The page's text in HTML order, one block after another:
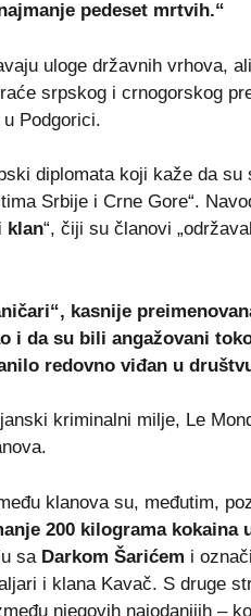
pedeset mrtvih.“
uloge državnih vrhova,
srpskog i crnogorskog
u Podgorici.
diplomata koji kaže da su
Srbije i Crne Gore“.
klan“, čiji su članovi
kasnije
i da su bili angažovani
redovno viđan u
kriminalni milje, Le
klanova su, međutim,
200 kilograma kokaina
sa Darkom Šarićem i
i klana Kavač. S druge
njegovih najodanijih –